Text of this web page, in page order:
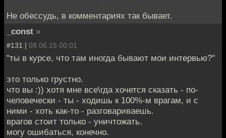
Не обессудь, в комментариях так бывает.
_const »
#131 | 08.06.15 00:01
"ты в курсе, что там иногда бывают мои интервью?"
это только грустно.
что вы :)) хотя мне все\гда хочется сказать - по-
человечески - ты - ходишь к 100%-м врагам, и с
ними - хоть как-то - разговариваешь.
врагов стоит только - уничтожать.
могу ошибаться, конечно.